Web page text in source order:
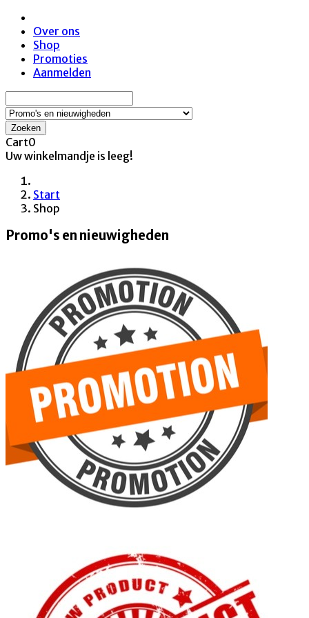
Over ons
Shop
Promoties
Aanmelden
Zoeken
Cart0
Uw winkelmandje is leeg!
Start
Shop
Promo's en nieuwigheden